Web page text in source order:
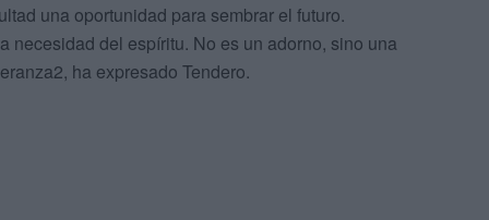
una oportunidad para sembrar el futuro.
necesidad del espíritu. No es un adorno, sino una
ha expresado Tendero.